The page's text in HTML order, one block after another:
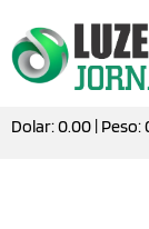
Dolar:0.00 | Peso: